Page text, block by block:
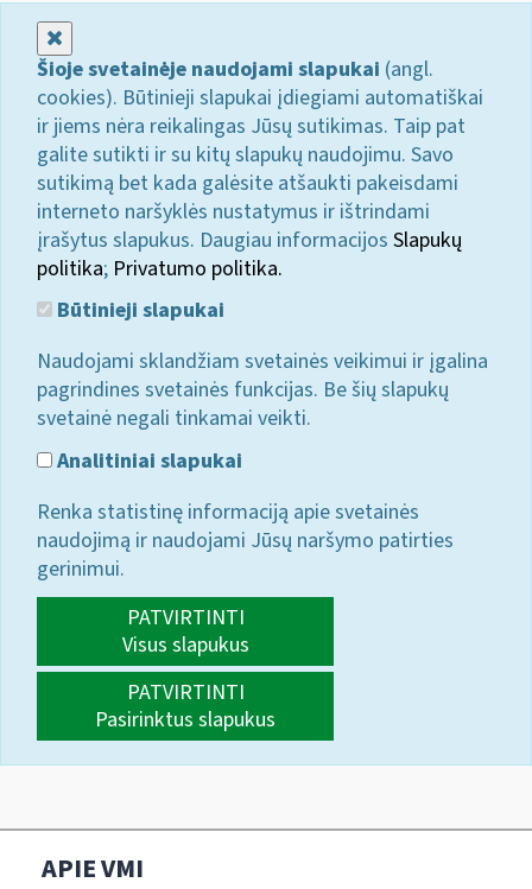
Šioje svetainėje naudojami slapukai (angl.
cookies). Būtinieji slapukai įdiegiami automatiškai
ir jiems nėra reikalingas Jūsų sutikimas. Taip pat
galite sutikti ir su kitų slapukų naudojimu. Savo
sutikimą bet kada galėsite atšaukti pakeisdami
interneto naršyklės nustatymus ir ištrindami
įrašytus slapukus. Daugiau informacijos Slapukų
politika; Privatumo politika.
Būtinieji slapukai
Naudojami sklandžiam svetainės veikimui ir įgalina
pagrindines svetainės funkcijas. Be šių slapukų
svetainė negali tinkamai veikti.
Analitiniai slapukai
Renka statistinę informaciją apie svetainės
naudojimą ir naudojami Jūsų naršymo patirties
gerinimui.
PATVIRTINTI
Visus slapukus
PATVIRTINTI
Pasirinktus slapukus
APIE VMI